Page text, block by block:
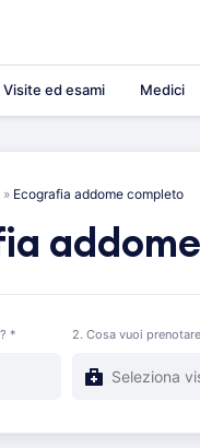
Visite ed esami Medici
» Ecografia addome completo
* 2. Cosa vuoi